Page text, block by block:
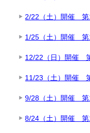
2/22（土）開催 第
1/25（土）開催 第
12/22（日）開催
11/23（土）開催
9/28（土）開催 第
8/24（土）開催 第